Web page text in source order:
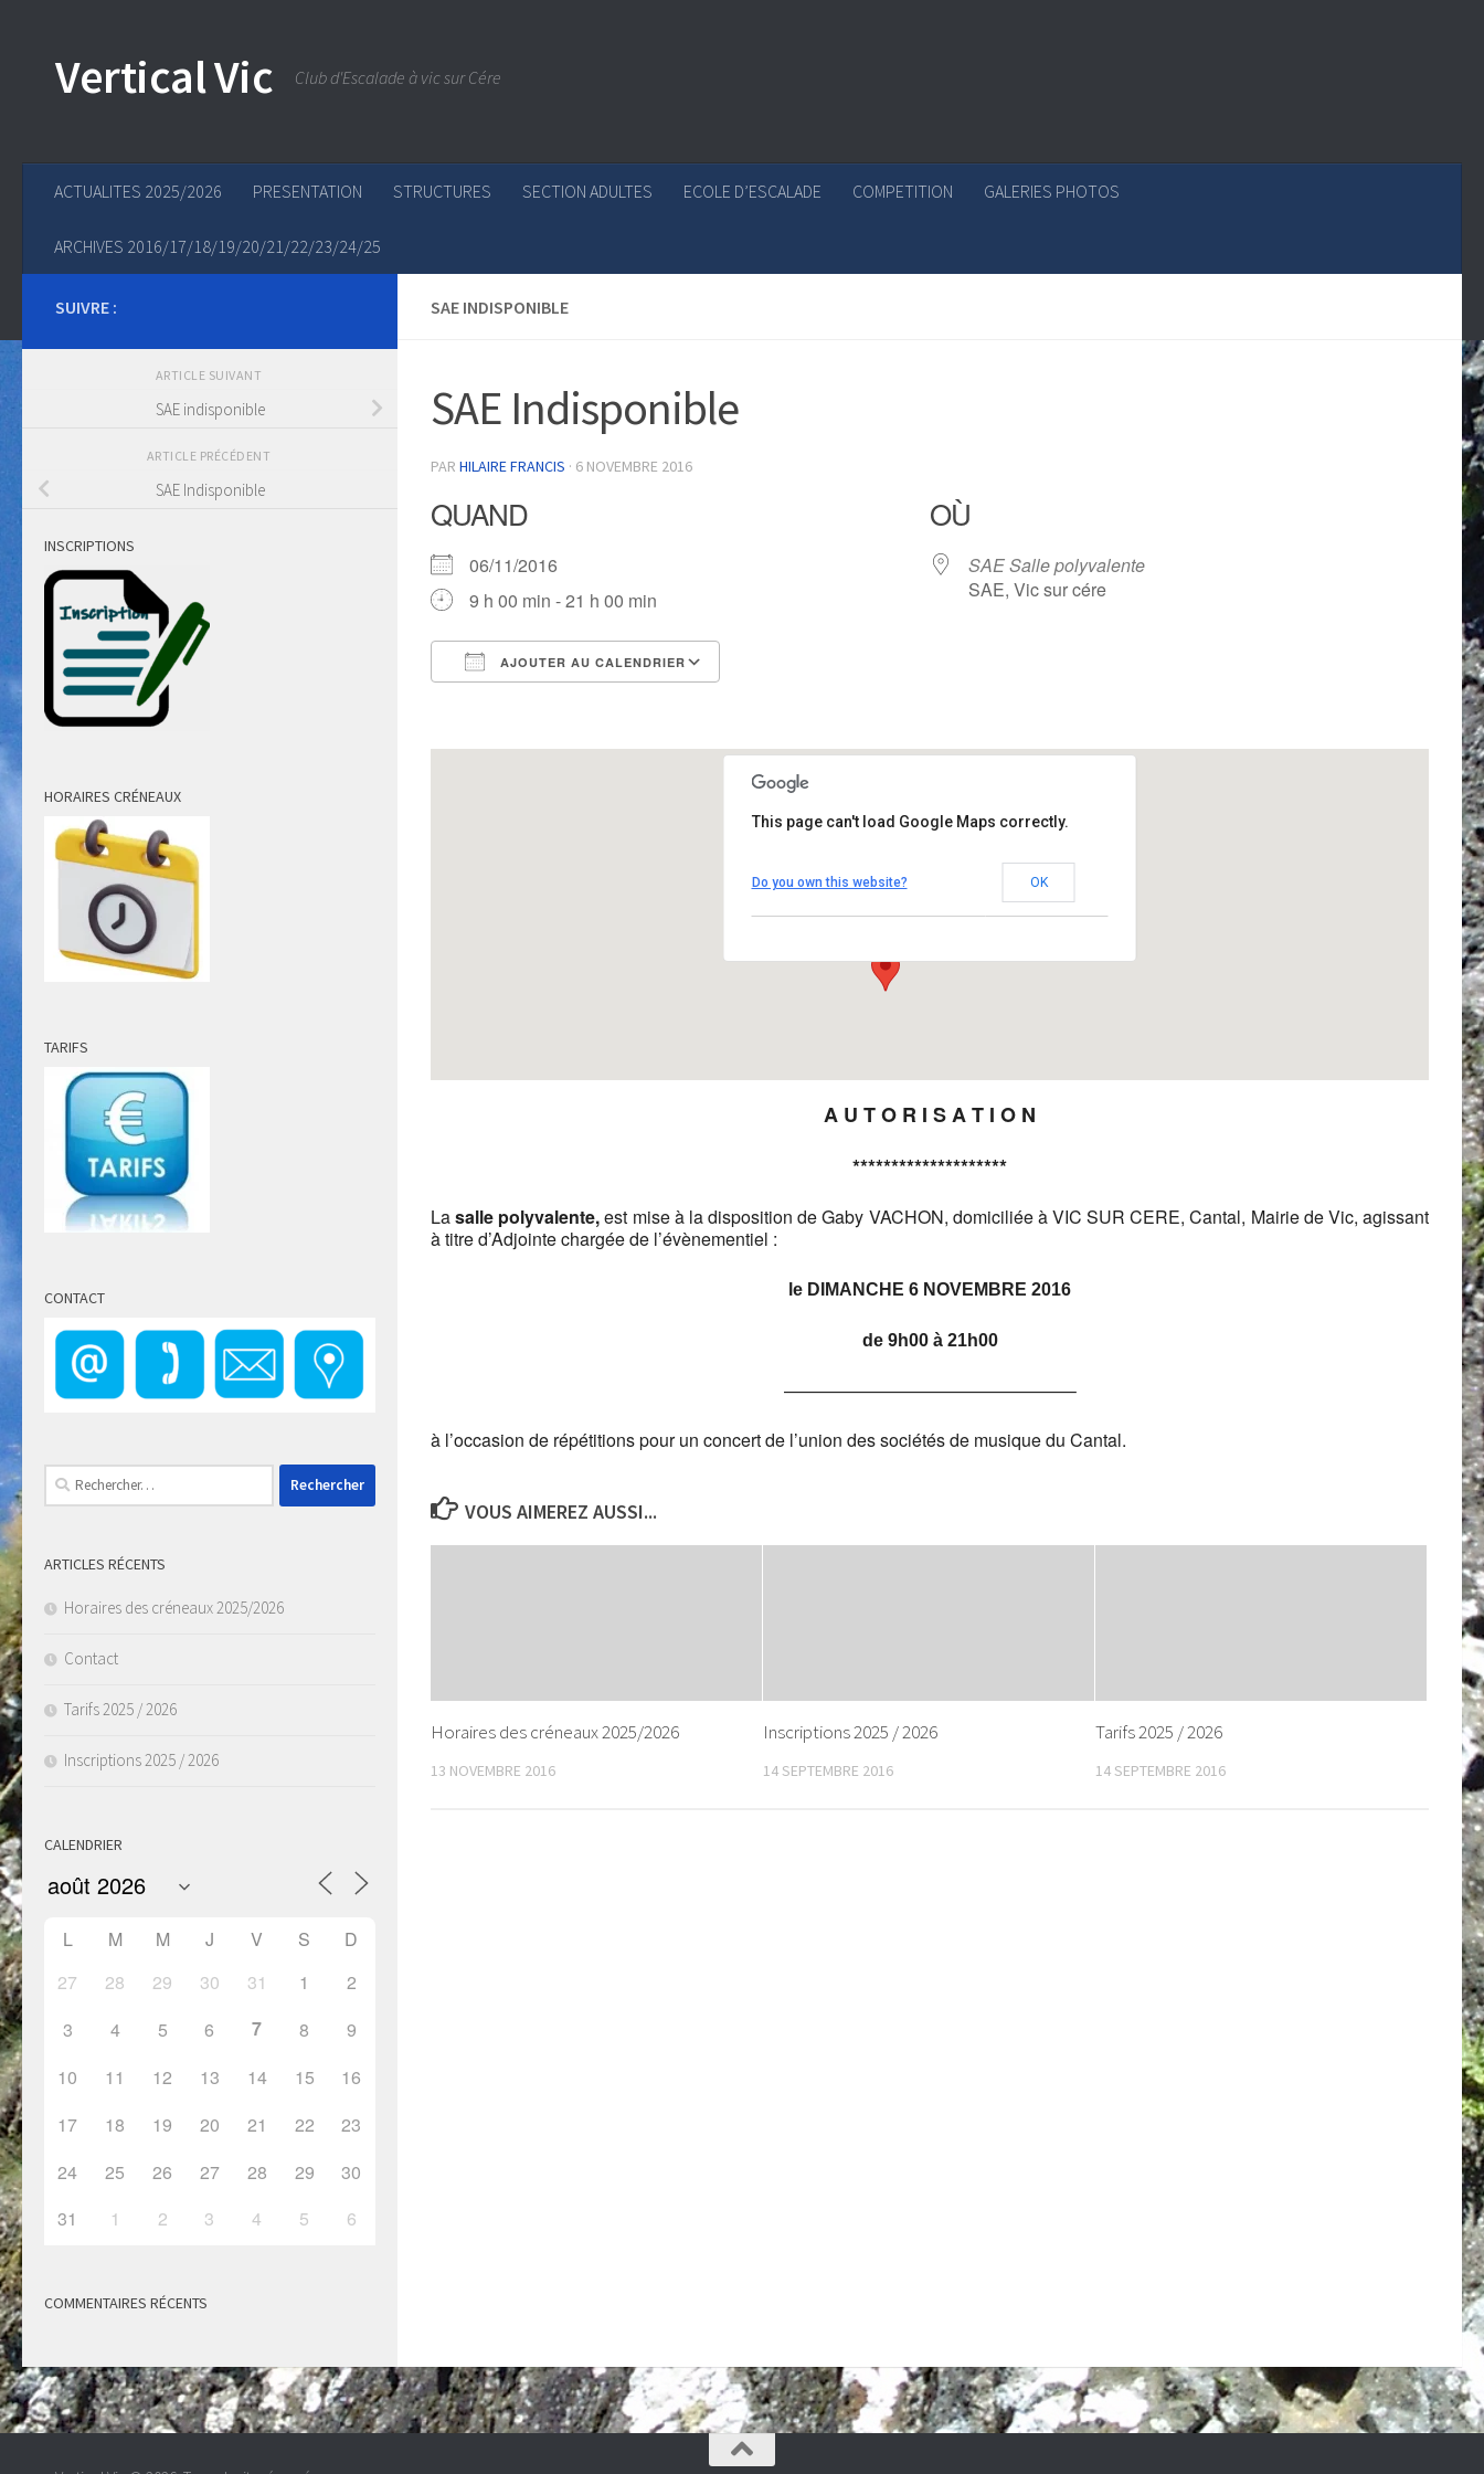
Vertical Vic Club d'Escalade à vic sur Cére
ACTUALITES 2025/2026 PRESENTATION STRUCTURES SECTION ADULTES ECOLE D’ESCALADE COMPETITION GALERIES PHOTOS
ARCHIVES 2016/17/18/19/20/21/22/23/24/25
SAE INDISPONIBLE
SAE Indisponible
PAR HILAIRE FRANCIS · 6 NOVEMBRE 2016
QUAND
06/11/2016
9 h 00 min - 21 h 00 min
AJOUTER AU CALENDRIER
OÙ
SAE Salle polyvalente
SAE, Vic sur cére
Évènements
This page can't load Google Maps correctly.
Do you own this website? OK
A U T O R I S A T I O N
********************
Lasalle polyvalente,est mise à la disposition de Gaby VACHON, domiciliée à VIC SUR CERE, Cantal, Mairie de Vic, agissant
à titre d’Adjointe chargée de l’évènementiel :
le DIMANCHE 6 NOVEMBRE 2016
de 9h00 à 21h00
————————————————–
à l’occasion de répétitions pour un concert de l’union des sociétés de musique du Cantal.
VOUS AIMEREZ AUSSI...
Horaires des créneaux 2025/2026
13 NOVEMBRE 2016
Inscriptions 2025 / 2026
14 SEPTEMBRE 2016
Tarifs 2025 / 2026
14 SEPTEMBRE 2016
SUIVRE :
ARTICLE SUIVANT
SAE indisponible
ARTICLE PRÉCÉDENT
SAE Indisponible
INSCRIPTIONS
HORAIRES CRÉNEAUX
TARIFS
CONTACT
Rechercher :
ARTICLES RÉCENTS
Horaires des créneaux 2025/2026
Contact
Tarifs 2025 / 2026
Inscriptions 2025 / 2026
CALENDRIER
L M M J V S
D
27
28 29 30 31 1
2
3
4 5 6 7 8
9
10
11 12 13 14 15
16
17
18 19 20 21 22
23
24
25 26 27 28 29
30
31
1 2 3 4 5 6
COMMENTAIRES RÉCENTS